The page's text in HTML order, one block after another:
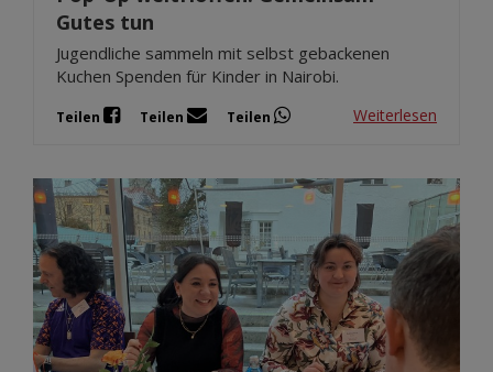
Gutes tun
Jugendliche sammeln mit selbst gebackenen
Kuchen Spenden für Kinder in Nairobi.
Teilen Teilen Teilen Weiterlesen